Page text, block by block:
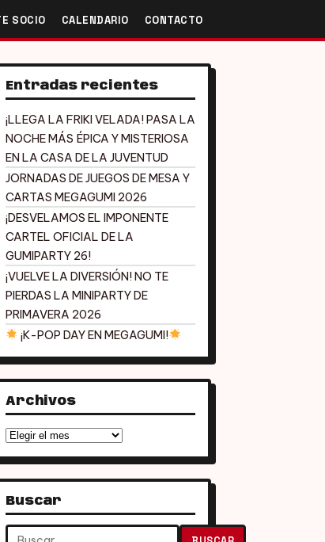
SOCIO CALENDARIO CONTACTO
Entradas recientes
¡LLEGA LA FRIKI VELADA! PASA LA
NOCHE MÁS ÉPICA Y MISTERIOSA
EN LA CASA DE LA JUVENTUD
JORNADAS DE JUEGOS DE MESA Y
CARTAS MEGAGUMI 2026
¡DESVELAMOS EL IMPONENTE
CARTEL OFICIAL DE LA
GUMIPARTY 26!
¡VUELVE LA DIVERSIÓN! NO TE
PIERDAS LA MINIPARTY DE
PRIMAVERA 2026
¡K-POP DAY EN MEGAGUMI!
Archivos
Archivos
Buscar
Buscar: